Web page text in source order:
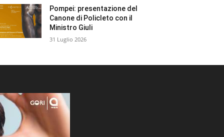
Pompei: presentazione del
Canone di Policleto con il
Ministro Giuli
31 Luglio 2026